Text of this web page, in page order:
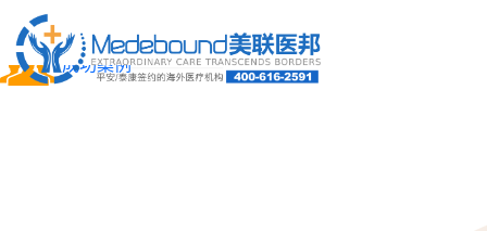
关于我们
成功案例